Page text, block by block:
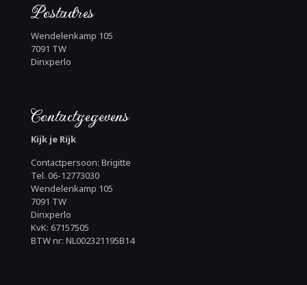
Postadres
Wendelenkamp 105
7091 TW
Dinxperlo
Contactgegevens
Kijk je Rijk
Contactpersoon: Brigitte
Tel. 06-12773030
Wendelenkamp 105
7091 TW
Dinxperlo
KvK: 67157505
BTW nr: NL002321195B14